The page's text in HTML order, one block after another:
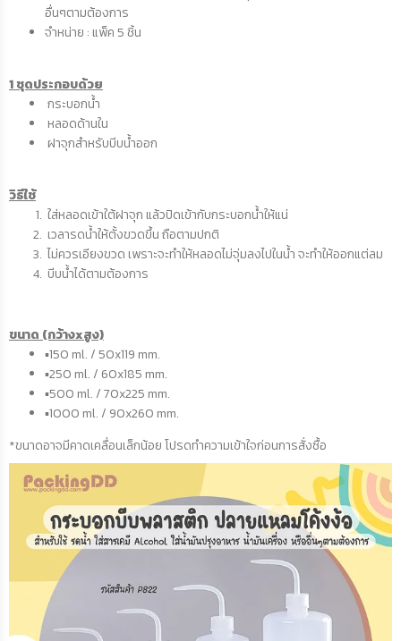
อื่นๆตามต้องการ
จำหน่าย : แพ็ค 5 ชิ้น
1 ชุดประกอบด้วย
กระบอกน้ำ
หลอดด้านใน
ฝาจุกสำหรับบีบน้ำออก
วิธีใช้
ใส่หลอดเข้าใต้ฝาจุก แล้วปิดเข้ากับกระบอกน้ำให้แน่
เวลารดน้ำให้ตั้งขวดขึ้น ถือตามปกติ
ไม่ควรเอียงขวด เพราะจะทำให้หลอดไม่จุ่มลงไปในน้ำ จะทำให้ออกแต่ลม
บีบน้ำได้ตามต้องการ
ขนาด (กว้างxสูง)
▪150 ml. / 50x119 mm.
▪250 ml. / 60x185 mm.
▪500 ml. / 70x225 mm.
▪1000 ml. / 90x260 mm.
*ขนาดอาจมีคาดเคลื่อนเล็กน้อย โปรดทำความเข้าใจก่อนการสั่งซื้อ